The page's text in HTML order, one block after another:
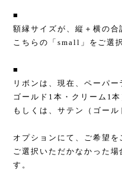
■
額縁サイズが、縦＋横の合
こちらの「small」をご選
■
リボンは、現在、ペーパ
ゴールド1本・クリーム1本
もしくは、サテン（ゴール
オプションにて、ご希望を
ご選択いただかなかった場
す。